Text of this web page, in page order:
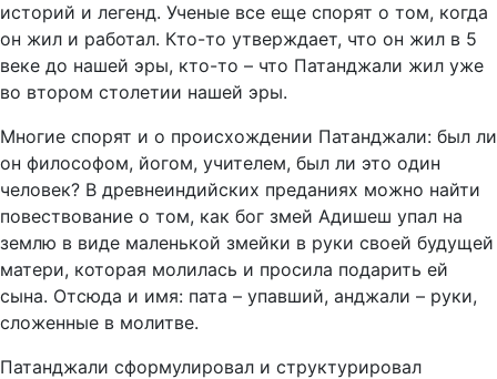
историй и легенд. Ученые все еще спорят о том, когда
он жил и работал. Кто-то утверждает, что он жил в 5
веке до нашей эры, кто-то – что Патанджали жил уже
во втором столетии нашей эры.
Многие спорят и о происхождении Патанджали: был ли
он философом, йогом, учителем, был ли это один
человек? В древнеиндийских преданиях можно найти
повествование о том, как бог змей Адишеш упал на
землю в виде маленькой змейки в руки своей будущей
матери, которая молилась и просила подарить ей
сына. Отсюда и имя: пата – упавший, анджали – руки,
сложенные в молитве.
Патанджали сформулировал и структурировал